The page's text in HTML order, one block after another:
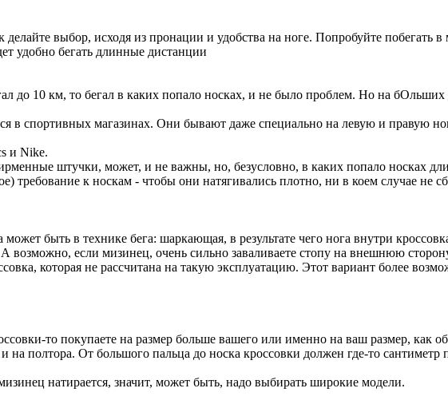
выбор, исходя из пронации и удобства на ноге. Попробуйте побегать
удобно бегать длинные дистанции
до 10 км, то бегал в каких попало носках, и не было проблем. Но на бОльших
в спортивных магазинах. Они бывают даже специально на левую и правую
и Nike.
штучки, может, и не важны, но, безусловно, в каких попало носках
требование к носкам - чтобы они натягивались плотно, ни в коем случае не
быть в технике бега: шаркающая, в результате чего нога внутри
возможно, если мизинец, очень сильно заваливаете стопу на внешнюю
которая не рассчитана на такую эксплуатацию. Этот вариант более
то покупаете на размер больше вашего или именно на ваш размер, как
полтора. От большого пальца до носка кроссовки должен где-то сантиметр
натирается, значит, может быть, надо выбирать широкие модели.